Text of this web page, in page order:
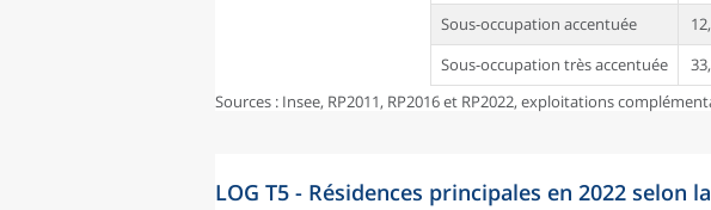
Sous-occupation accentuée
Sous-occupation très accentuée
Sources : Insee, RP2011, RP2016 et RP2022, exploitations
LOG T5 - Résidences principales en 2022 selon